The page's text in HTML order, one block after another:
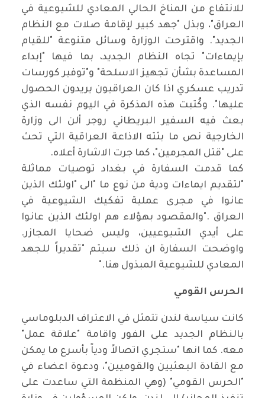
للانتفاع من المناخ الحالي المعادي للشيوعية في
العراق"، وبذل "جهد كبير لإقامة صلات مع النظام
الجديد". واقترحت الوزارة وسائل متنوعة "للقيام
بإيماءات" تجاه النظام الجديد، بما فيها "إبداء
المساعدة بشأن تجهيز الاسلحة" و"توفير كورسات
تدريب عسكري اذا كان العراقيون يريدون الحصول
عليها". وكُتبت هذه المذكرة في اليوم نفسه الذي
بعث فيه السفير البريطاني روجر ألن الى وزارة
الخارجية نص ما بثته الاذاعة العراقية التي تحث
على "قتل المجرمين"، كما جرت الاشارة أعلاه.
كما قدمت السفارة في بغداد توصيات مماثلة
"لتقديم ايماءات ودية من نوع ما "الى "اولئك الذين
عانوا في مجرى عملية تفكيك الشيوعية في
العراق ".والمقصود بهؤلاء هم اولئك الذين عانوا
على أيدي الشيوعيين، وليس ضحايا المجازر.
واوضحت السفارة ان ذلك سيتم "تقديراً للجهد
المعادي للشيوعية المبذول هنا".
الحرس القومي
كانت سياسة لندن تتمثل في الاعتراف الدبلوماسي
بالنظام الجديد على الفور واقامة "علاقة عمل"
معه. كما انها "ستجري اتصالاً ودياً بأسرع ما يمكن
مع القادة البعثيين والقوميين"، ودعوة اعضاء في
"الحرس القومي" (وهي المنظمة التي ساعدت على